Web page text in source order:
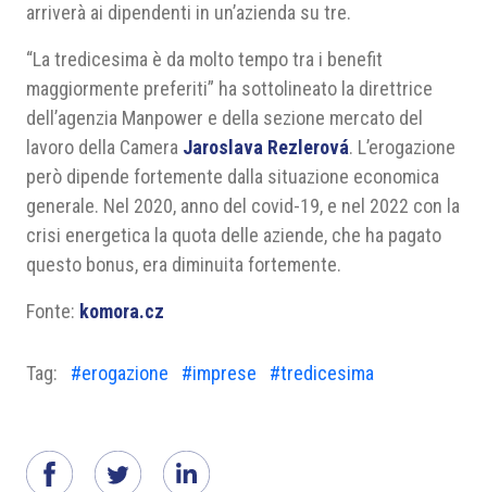
arriverà ai dipendenti in un’azienda su tre.
“La tredicesima è da molto tempo tra i benefit
maggiormente preferiti” ha sottolineato la direttrice
dell’agenzia Manpower e della sezione mercato del
lavoro della Camera Jaroslava Rezlerová. L’erogazione
però dipende fortemente dalla situazione economica
generale. Nel 2020, anno del covid-19, e nel 2022 con la
crisi energetica la quota delle aziende, che ha pagato
questo bonus, era diminuita fortemente.
Fonte: komora.cz
Tag: #erogazione #imprese #tredicesima